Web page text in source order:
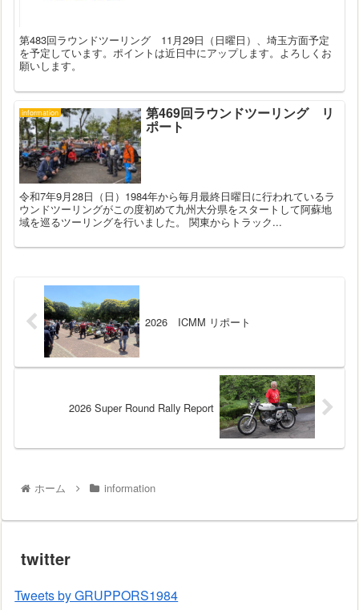
第483回ラウンドツーリング 11月29日（日曜日）、埼玉方面予定
を予定しています。ポイントは近日中にアップします。よろしくお
願いします。
information 第469回ラウンドツーリング リ
ポート
令和7年9月28日（日）1984年から毎月最終日曜日に行われているラ
ウンドツーリングがこの度初めて九州大分県をスタートして阿蘇地
域を巡るツーリングを行いました。 関東からトラック...
2026 ICMM リポート
2026 Super Round Rally Report
ホーム information
twitter
Tweets by GRUPPORS1984